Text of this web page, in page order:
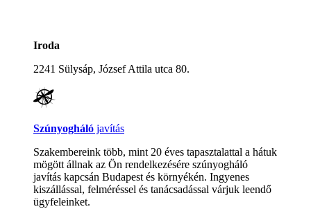
Iroda
2241 Sülysáp, József Attila utca 80.
Szúnyogháló javítás
Szakembereink több, mint 20 éves tapasztalattal a hátuk
mögött állnak az Ön rendelkezésére szúnyogháló
javítás kapcsán Budapest és környékén. Ingyenes
kiszállással, felméréssel és tanácsadással várjuk leendő
ügyfeleinket.